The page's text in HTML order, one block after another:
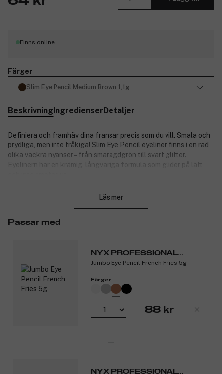
Finns online
Färger
Slim Eye Pencil Medium Brown 1,1g
BeskrivningIngredienserDetaljer
Definiera och framhäv dina fransar precis som du vill. Smala och
prydliga, men inte tråkiga! Slim Eye Pencil eyeliner finns i en rad
olika vackra nyanser – från smaragdgrön till svart glitter.
Eyelinern har en krämig, långvariga formula som glider på lätt
Använd tillsammans med ögonskugga, mascara eller
ögonfransar från NYX för maximal effekt.
Läs mer
Passar med
NYX PROFESSIONAL
MAKEUP
Jumbo Eye Pencil French Fries 5g
Färger
88 kr
NYX PROFESSIONAL